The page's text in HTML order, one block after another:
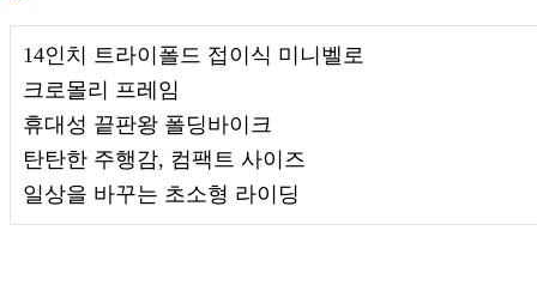
14인치 트라이폴드 접이식 미니벨로
크로몰리 프레임
휴대성 끝판왕 폴딩바이크
탄탄한 주행감, 컴팩트 사이즈
일상을 바꾸는 초소형 라이딩